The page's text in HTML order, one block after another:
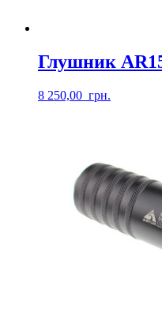
Глушник
8 250,00 грн.